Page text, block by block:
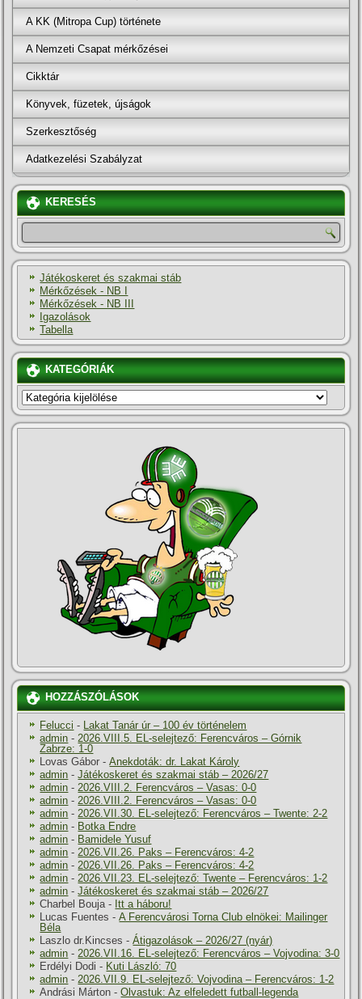
A KK (Mitropa Cup) története
A Nemzeti Csapat mérkőzései
Cikktár
Könyvek, füzetek, újságok
Szerkesztőség
Adatkezelési Szabályzat
KERESÉS
Játékoskeret és szakmai stáb
Mérkőzések - NB I
Mérkőzések - NB III
Igazolások
Tabella
KATEGÓRIÁK
KATEGÓRIÁK
HOZZÁSZÓLÁSOK
Felucci - Lakat Tanár úr – 100 év történelem
admin -2026.VIII.5. EL-selejtező: Ferencváros – Górnik
Zabrze: 1-0
Lovas Gábor -Anekdoták: dr. Lakat Károly
admin -Játékoskeret és szakmai stáb – 2026/27
admin -2026.VIII.2. Ferencváros – Vasas: 0-0
admin -2026.VIII.2. Ferencváros – Vasas: 0-0
admin -2026.VII.30. EL-selejtező: Ferencváros – Twente: 2-2
admin - Botka Endre
admin - Bamidele Yusuf
admin -2026.VII.26. Paks – Ferencváros: 4-2
admin -2026.VII.26. Paks – Ferencváros: 4-2
admin -2026.VII.23. EL-selejtező: Twente – Ferencváros: 1-2
admin -Játékoskeret és szakmai stáb – 2026/27
Charbel Bouja- Itt a háboru!
Lucas Fuentes -A Ferencvárosi Torna Club elnökei: Mailinger
Béla
Laszlo dr.Kincses -Átigazolások – 2026/27 (nyár)
admin -2026.VII.16. EL-selejtező: Ferencváros – Vojvodina: 3-0
Erdélyi Dodi - Kuti László: 70
admin -2026.VII.9. EL-selejtező: Vojvodina – Ferencváros: 1-2
Andrási Márton -Olvastuk: Az elfeledett futball-legenda